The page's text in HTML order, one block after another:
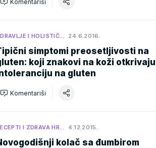
Komentariši
I HOLISTIČ… 24.6.2016.
simptomi preosetljivosti na
koji znakovi na koži otkrivaju
na gluten
Komentariši
I ZDRAVA HR… 4.12.2015.
kolač sa đumbirom